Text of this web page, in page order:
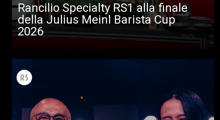
Rancilio Specialty RS1 alla finale
della Julius Meinl Barista Cup
2026